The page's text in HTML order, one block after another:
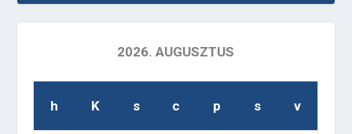
2026. AUGUSZTUS
h K s c p s v